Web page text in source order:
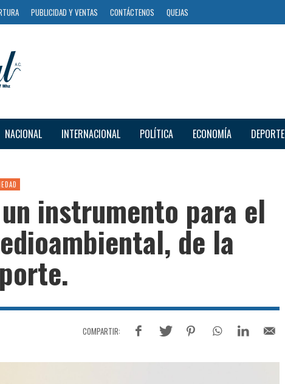
PUBLICIDAD Y VENTAS CONTÁCTENOS QUEJAS
NACIONAL INTERNACIONAL POLÍTICA ECONOMÍA DEPORTE
instrumento para el
de la